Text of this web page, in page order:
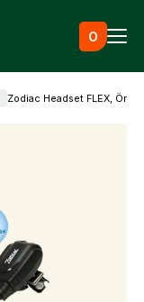
0
Zodiac Headset FLEX,